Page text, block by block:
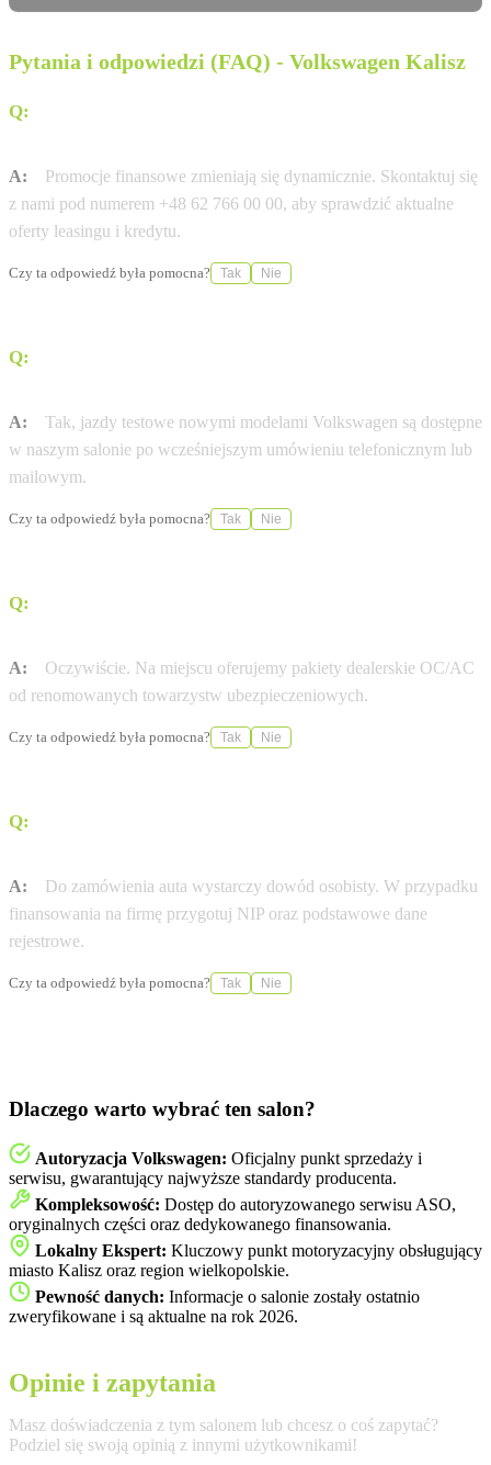
Pytania i odpowiedzi (FAQ) - Volkswagen Kalisz
Q:
A:
Promocje finansowe zmieniają się dynamicznie. Skontaktuj się
z nami pod numerem +48 62 766 00 00, aby sprawdzić aktualne
oferty leasingu i kredytu.
Czy ta odpowiedź była pomocna? Tak Nie
Q:
A:
Tak, jazdy testowe nowymi modelami Volkswagen są dostępne
w naszym salonie po wcześniejszym umówieniu telefonicznym lub
mailowym.
Czy ta odpowiedź była pomocna? Tak Nie
Q:
A:
Oczywiście. Na miejscu oferujemy pakiety dealerskie OC/AC
od renomowanych towarzystw ubezpieczeniowych.
Czy ta odpowiedź była pomocna? Tak Nie
Q:
A:
Do zamówienia auta wystarczy dowód osobisty. W przypadku
finansowania na firmę przygotuj NIP oraz podstawowe dane
rejestrowe.
Czy ta odpowiedź była pomocna? Tak Nie
Dlaczego warto wybrać ten salon?
Autoryzacja Volkswagen: Oficjalny punkt sprzedaży i
serwisu, gwarantujący najwyższe standardy producenta.
Kompleksowość: Dostęp do autoryzowanego serwisu ASO,
oryginalnych części oraz dedykowanego finansowania.
Lokalny Ekspert: Kluczowy punkt motoryzacyjny obsługujący
miasto Kalisz oraz region wielkopolskie.
Pewność danych: Informacje o salonie zostały ostatnio
zweryfikowane i są aktualne na rok 2026.
Opinie i zapytania
Masz doświadczenia z tym salonem lub chcesz o coś zapytać?
Podziel się swoją opinią z innymi użytkownikami!